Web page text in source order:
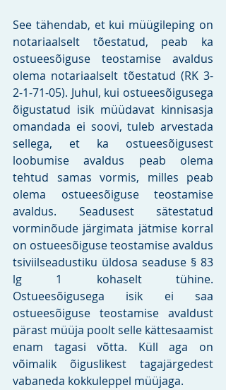
See tähendab, et kui müügileping on
notariaalselt tõestatud, peab ka
ostueesõiguse teostamise avaldus
olema notariaalselt tõestatud (RK 3-
2-1-71-05). Juhul, kui ostueesõigusega
õigustatud isik müüdavat kinnisasja
omandada ei soovi, tuleb arvestada
sellega, et ka ostueesõigusest
loobumise avaldus peab olema
tehtud samas vormis, milles peab
olema ostueesõiguse teostamise
avaldus. Seadusest sätestatud
vorminõude järgimata jätmise korral
on ostueesõiguse teostamise avaldus
tsiviilseadustiku üldosa seaduse § 83
lg 1 kohaselt tühine.
Ostueesõigusega isik ei saa
ostueesõiguse teostamise avaldust
pärast müüja poolt selle kättesaamist
enam tagasi võtta. Küll aga on
võimalik õiguslikest tagajärgedest
vabaneda kokkuleppel müüjaga.